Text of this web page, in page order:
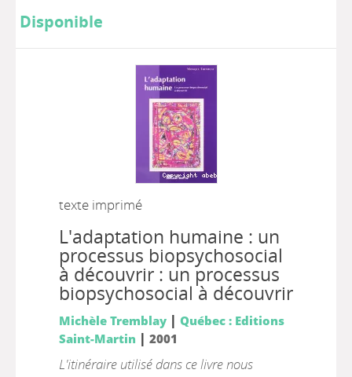
Disponible
texte imprimé
L'adaptation humaine : un
processus biopsychosocial
à découvrir : un processus
biopsychosocial à découvrir
Michèle Tremblay | Québec : Editions
Saint-Martin | 2001
L'itinéraire utilisé dans ce livre nous